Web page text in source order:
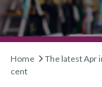
Home
The latest Apr
cent